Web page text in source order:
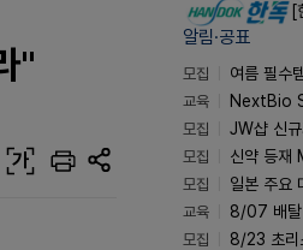
"
가
[
알림·공표
모집
여름 필수
교육
NextBio
모집
JW샵 신
모집
신약 등
모집
일본 주요
교육
8/07 배탈
모집
8/23 초리